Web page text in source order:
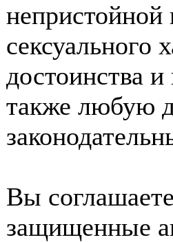
сексуального
достоинства
также любую
Вы
защищенные